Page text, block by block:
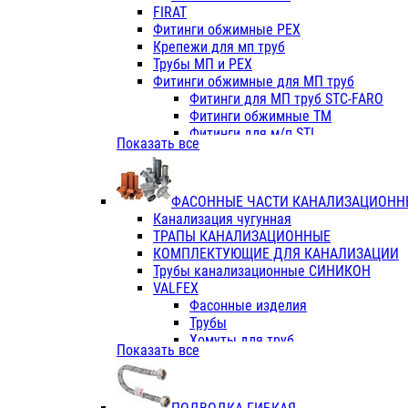
Фитинги ПП белые
Фитинги ПП белые
Фитинги ППс металл.белые
VALFEX
Трубы PE-RT
Трубы ПП водопровод белые
Трубы ПП водопровод серые
Трубы армированные
Трубы армированные
Фитинги с металл. серые
Фитинги ПП (серые)
Фитинги ПП белые
Краны
Фитинги ПП (белые)
Фитинги ПП с металлом белые
ПК КОНТУР
Краны полипропиленовые
Трубы полипропиленивые
FIRAT
Фитинги обжимные PEX
Крепежи для мп труб
Трубы МП и PEX
Фитинги обжимные для МП труб
Фитинги для МП труб STC-FARO
Фитинги обжимные ТМ
Фитинги для м/п STI
Фитинги для МП труб TITAN
TK
VALFEX
Показать все
ФАСОННЫЕ ЧАСТИ
Канализация чугунная
ТРАПЫ КАНАЛИЗАЦИОННЫЕ
КОМПЛЕКТУЮЩИЕ ДЛЯ КАНАЛИЗАЦИИ
Трубы канализационные СИНИКОН
VALFEX
Фасонные изделия
Трубы
Хомуты для труб
ПВХ (стройполимер)
Показать все